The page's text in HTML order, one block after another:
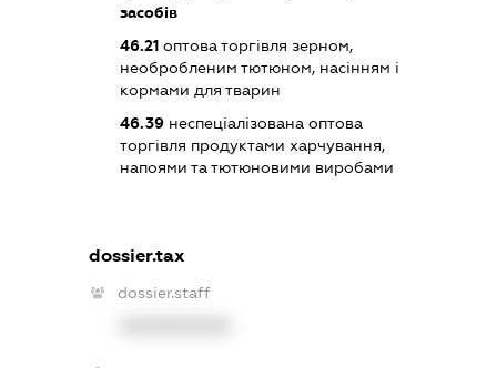
засобів
46.21 оптова торгівля зерном,
необробленим тютюном, насінням і
кормами для тварин
46.39 неспеціалізована оптова
торгівля продуктами харчування,
напоями та тютюновими виробами
dossier.tax
dossier.staff